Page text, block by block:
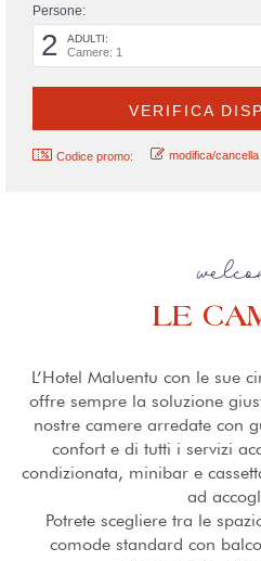
Persone:
2 ADULTI:
Camere: 1
Codice promo: modifica/
LE
L’Hotel Maluentu con le sue
offre sempre la soluzione
nostre camere arredate con
confort e di tutti i servizi
condizionata, minibar e
ad
Potrete scegliere tra le
comode standard con